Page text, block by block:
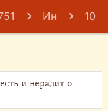
Ин 10
и нерадит о